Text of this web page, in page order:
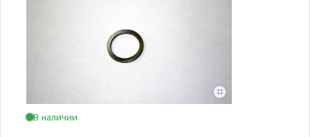
В наличии